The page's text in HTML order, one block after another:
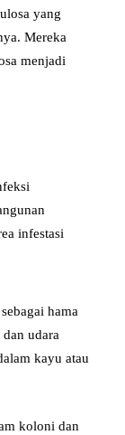
yang
Mereka
menjadi
infestasi
hama
udara
kayu atau
koloni dan